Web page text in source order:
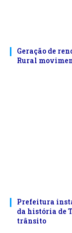
Geração de
Rural
Prefeitura
da história de
trânsito